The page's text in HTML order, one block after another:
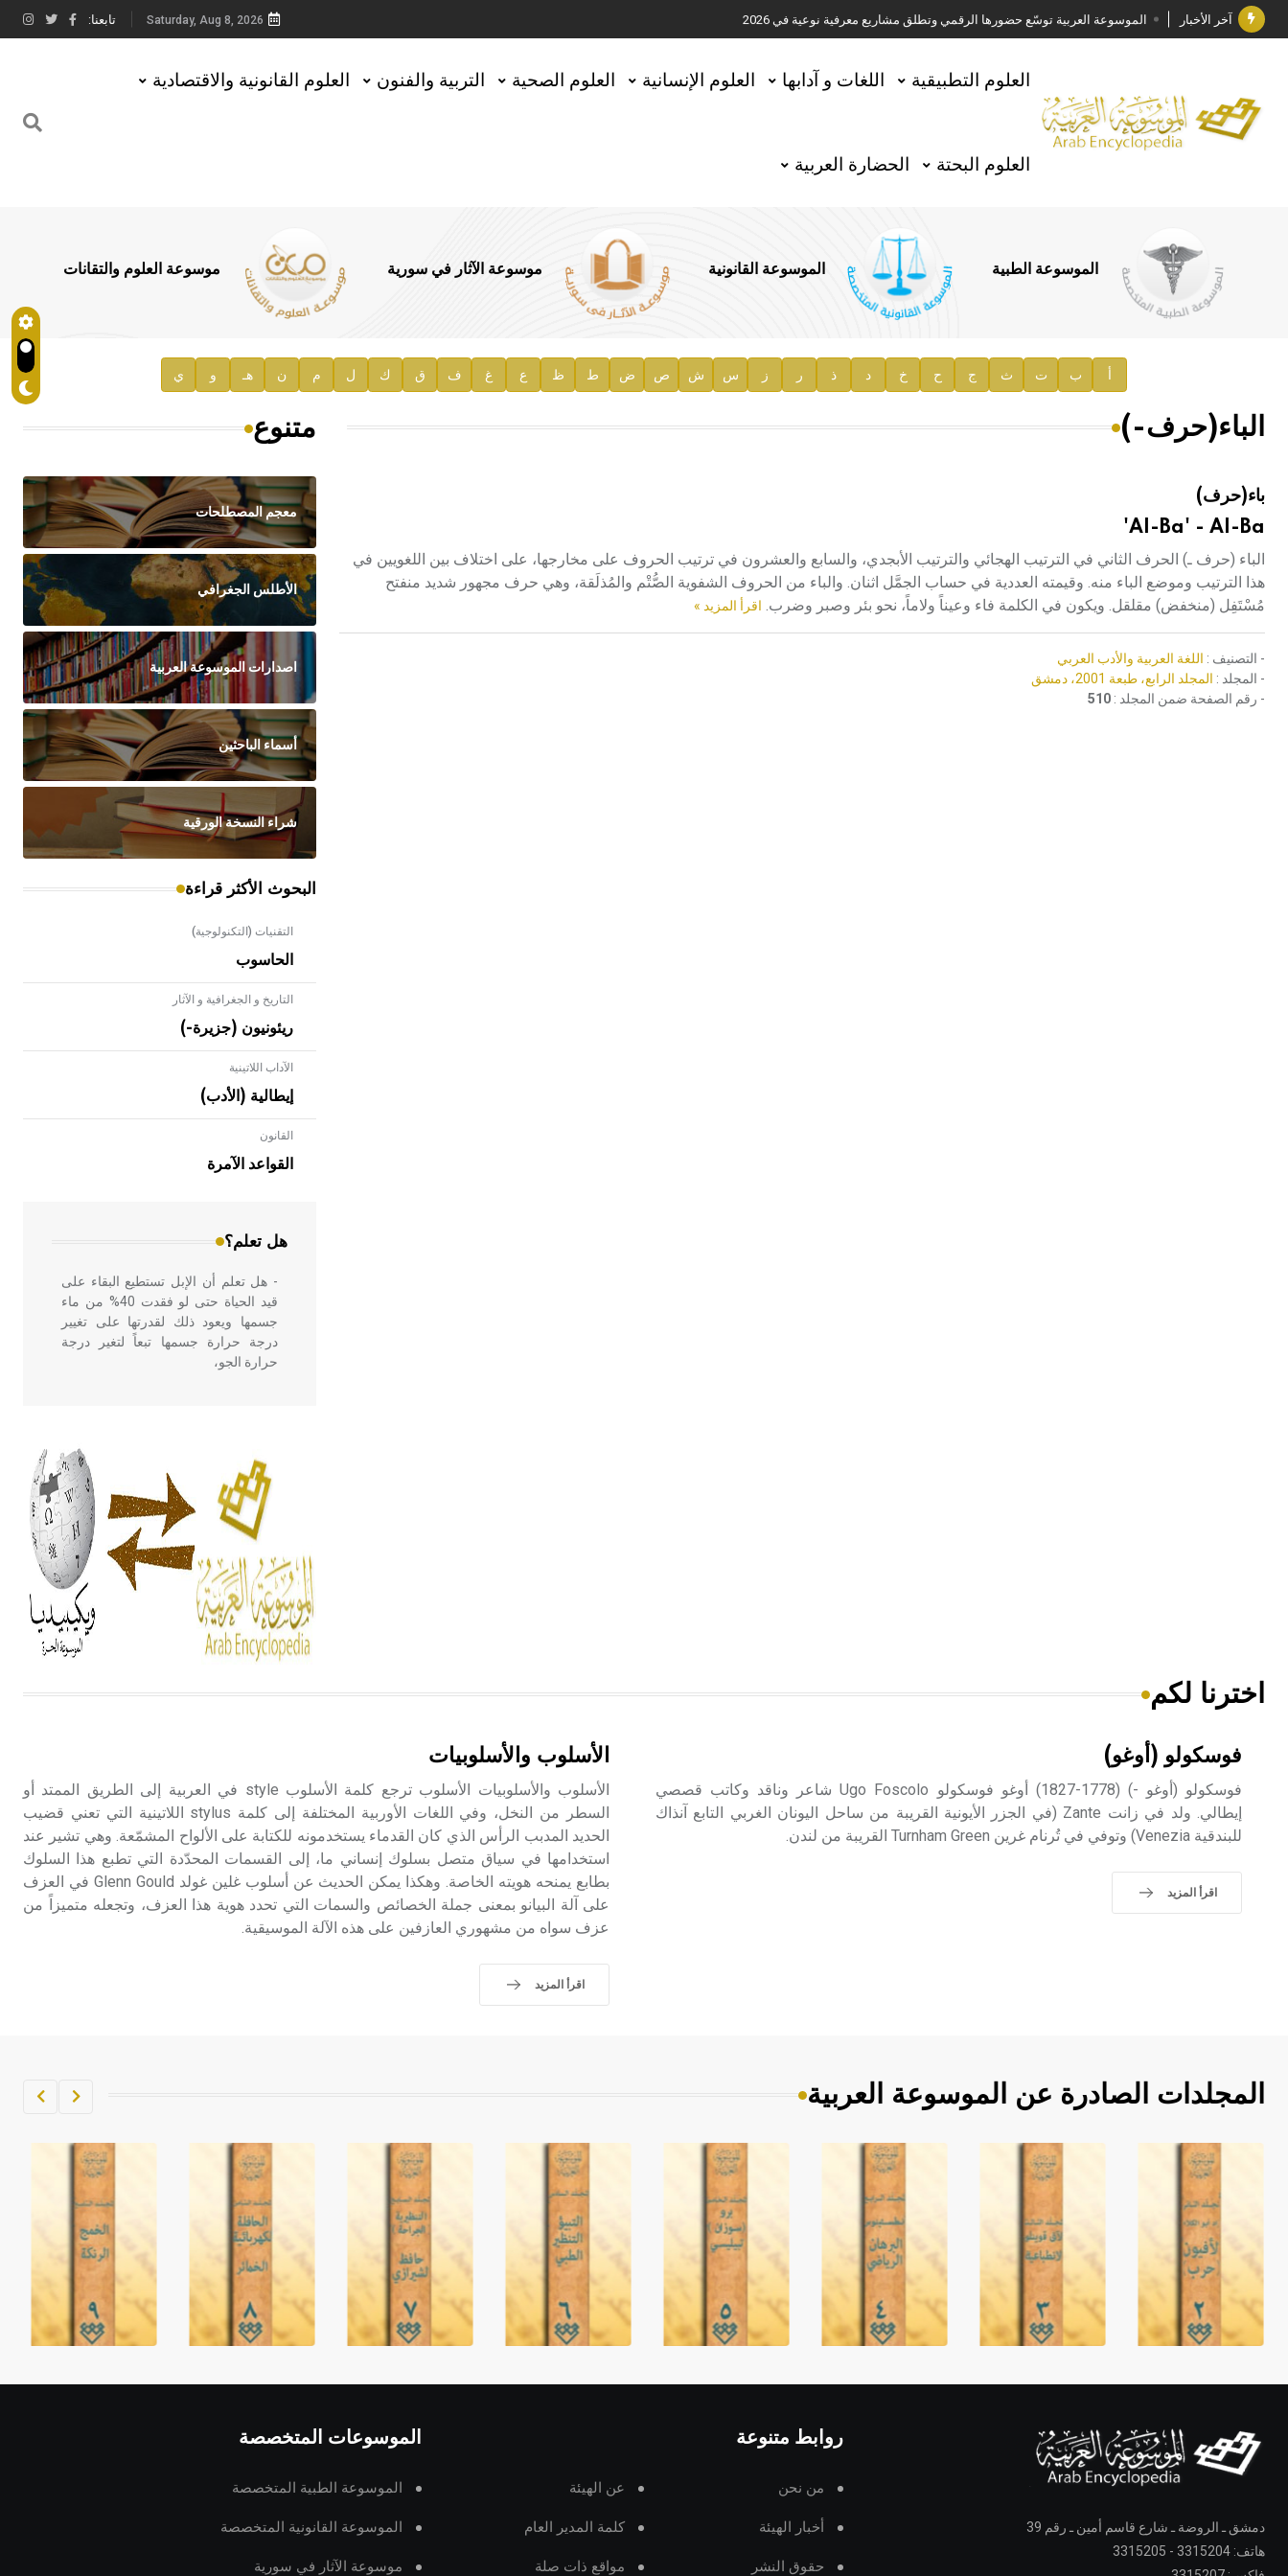
آخر الأخبار الموسوعة العربية توسّع حضورها الرقمي وتطلق مشاريع معرفية نوعية في 2026
جائزة مجمع الملك سلمان العالمي للغة العربية 2025
الأستاذ إياد خالد الطباع مدير عام لهيئة الموسوعة العربية
السيد محمد ياسين صالح وزيرا للثقافة
توصيات مجلس الإدارة
صدور المجلد السابع من موسوعة الآثار في سورية
إعلان..
هيئة الموسوعة العربية تطلق موسوعات جديدة في عام 2026
Saturday, Aug 8, 2026 تابعنا:
العلوم التطبيقية اللغات و آدابها العلوم الإنسانية العلوم الصحية التربية والفنون العلوم القانونية والاقتصادية
العلوم البحتة الحضارة العربية
الموسوعة الطبية الموسوعة القانونية موسوعة الآثار في سورية موسوعة العلوم والتقانات
أ ب ت ث ج ح خ د ذ ر ز س ش ص ض ط ظ ع غ ف ق ك ل م ن هـ و ي
الباء(حرف-)
باء(حرف)
Al-Ba' - Al-Ba'
الباء (حرف ـ) الحرف الثاني في الترتيب الهجائي والترتيب الأبجدي، والسابع والعشرون في ترتيب الحروف على مخارجها، على اختلاف بين اللغويين في
هذا الترتيب وموضع الباء منه. وقيمته العددية في حساب الجمَّل اثنان. والباء من الحروف الشفوية الصُّتْم والمُذلَقة، وهي حرف مجهور شديد منفتح
مُسْتَفِل (منخفض) مقلقل. ويكون في الكلمة فاء وعيناً ولاماً، نحو بئر وصبر وضرب. اقرأ المزيد »
- التصنيف : اللغة العربية والأدب العربي
- المجلد : المجلد الرابع، طبعة 2001، دمشق
- رقم الصفحة ضمن المجلد : 510
متنوع
معجم المصطلحات
الأطلس الجغرافي
اصدارات الموسوعة العربية
أسماء الباحثين
شراء النسخة الورقية
البحوث الأكثر قراءة
التقنيات (التكنولوجية)
الحاسوب
التاريخ و الجغرافية و الآثار
ريئونيون (جزيرة-)
الآداب اللاتينية
إيطالية (الأدب)
القانون
القواعد الآمرة
هل تعلم؟
- هل تعلم أن الأبلق نوع من الفنون
الهندسية التي ارتبطت بالعمارة الإسلامية
في بلاد الشام ومصر خاصة، حيث يحرص
- هل تعلم أن الإبل تستطيع البقاء على
قيد الحياة حتى لو فقدت 40% من ماء
جسمها ويعود ذلك لقدرتها على تغيير
درجة حرارة جسمها تبعاً لتغير درجة
حرارة الجو،
أربعة مؤلفات هي: الحكم، الأدلة، تنظيم
التغذية، ورسالته في جروح الرأس.
ويعود له الفضل بأنه حرر الطب من
الدين والفلسفة.
- هل تعلم أن المرجان إفراز حيواني
يتكون في البحر ويتركب من مادة
كربونات الكلسيوم، وهو أحمر أو شديد
الحمرة وهو أجود أنواعه، ويمتاز بكبر
الحجم ويسمى الش
الإنكليزية أب
- هل تعلم أن أبجر Abgar اسم معروف
جيداً يعود إلى عدد من الملوك الذين
حكموا مدينة إديسا (الرها) من أبجر الأول
وحتى التاسع، وهم ينتسبون إلى أسرة
أوسروين
اخترنا لكم
فوسكولو (أوغو)
فوسكولو (أوغو -) (1778-1827) أوغو فوسكولو Ugo Foscolo شاعر وناقد وكاتب قصصي
إيطالي. ولد في زانت Zante (في الجزر الأيونية القريبة من ساحل اليونان الغربي التابع آنذاك
للبندقية Venezia) وتوفي في تُرنام غرين Turnham Green القريبة من لندن.
اقرأ المزيد
الأسلوب والأسلوبيات
الأسلوب والأسلوبيات الأسلوب ترجع كلمة الأسلوب style في العربية إلى الطريق الممتد أو
السطر من النخل، وفي اللغات الأوربية المختلفة إلى كلمة stylus اللاتينية التي تعني قضيب
الحديد المدبب الرأس الذي كان القدماء يستخدمونه للكتابة على الألواح المشمّعة. وهي تشير عند
استخدامها في سياق متصل بسلوك إنساني ما، إلى القسمات المحدّدة التي تطبع هذا السلوك
بطابع يمنحه هويته الخاصة. وهكذا يمكن الحديث عن أسلوب غلين غولد Glenn Gould في العزف
على آلة البيانو بمعنى جملة الخصائص والسمات التي تحدد هوية هذا العزف، وتجعله متميزاً من
عزف سواه من مشهوري العازفين على هذه الآلة الموسيقية.
اقرأ المزيد
المجلدات الصادرة عن الموسوعة العربية
دمشق ـ الروضة ـ شارع قاسم أمين ـ رقم 39
هاتف: 3315204 - 3315205
روابط متنوعة
من نحن عن الهيئة
أخبار الهيئة كلمة المدير العام
حقوق النشر مواقع ذات صلة
الموسوعات المتخصصة
الموسوعة الطبية المتخصصة
الموسوعة القانونية المتخصصة
موسوعة الآثار في سورية